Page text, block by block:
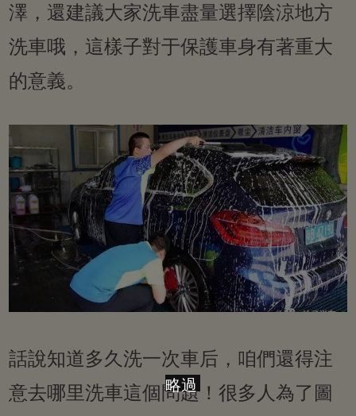
澤，還建議大家洗車盡量選擇陰涼地方
洗車哦，這樣子對于保護車身有著重大
的意義。
話說知道多久洗一次車后，咱們還得注
意去哪里洗車這個問題！很多人為了圖
略過